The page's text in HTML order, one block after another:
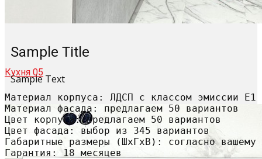
Sample Title
Sample Text
Кухня 05
Материал корпуса: ЛДСП с классом эмиссии Е1
Материал фасада: предлагаем 50 вариантов
Цвет корпуса: предлагаем 50 вариантов
Цвет фасада: выбор из 345 вариантов
Габаритные размеры (ШхГхВ): согласно вашему
Гарантия: 18 месяцев